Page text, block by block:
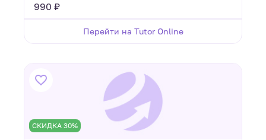
990 ₽
Перейти на Tutor Online
СКИДКА 30%